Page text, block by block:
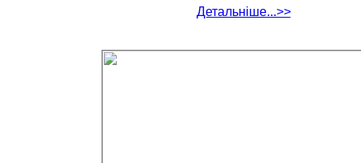
Детальніше...>>